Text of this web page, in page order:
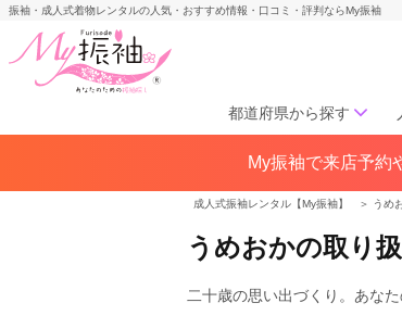
振袖・成人式着物レンタルの人気・おすすめ情報・口コミ・評判ならMy振袖
都道府県から探す
北海道／東北
北海道(141) 青森
福島県(60)
My振袖で来店予約
成人式振袖レンタル【My振袖】 ＞ うめ
うめおかの取り
二十歳の思い出づくり。あな